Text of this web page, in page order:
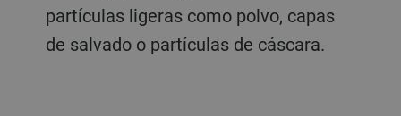
partículas ligeras como polvo, capas
de salvado o partículas de cáscara.